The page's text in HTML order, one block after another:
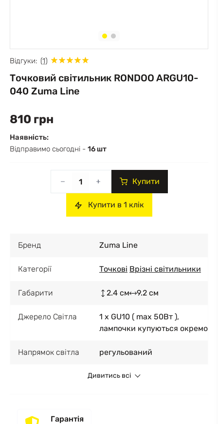
Відгуки: (1)
Точковий світильник RONDOO ARGU10-
040 Zuma Line
810 грн
Наявність:
Відправимо сьогодні - 16 шт
Купити
Купити в 1 клік
Бренд Zuma Line
Категорії Точкові Врізні світильники
Габарити 2.4 см 9.2 см
Джерело Світла
1 x GU10 ( max 50Вт ),
лампочки купуються окремо
Напрямок світла регульований
Дивитись всі
Гарантія